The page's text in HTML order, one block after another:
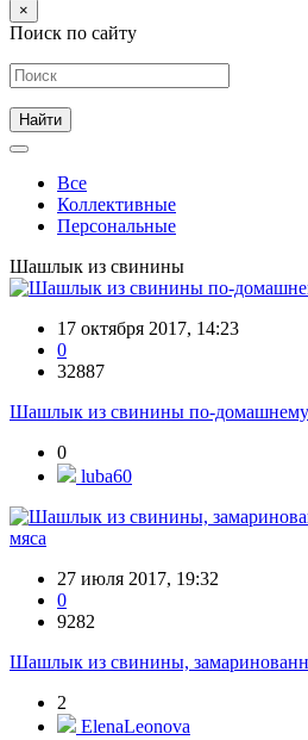
×
Поиск по сайту
Все
Коллективные
Персональные
Шашлык из свинины
17 октября 2017, 14:23
0
32887
Шашлык из свинины по-домашнему
0
luba60
мяса
27 июля 2017, 19:32
0
9282
Шашлык из свинины,
2
ElenaLeonova